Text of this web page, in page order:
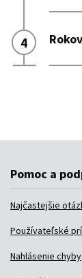
Pomoc a
Najčastejšie
Používateľské
Nahlásenie chyby